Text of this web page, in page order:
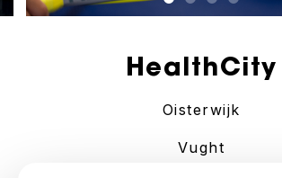
HealthCity
Oisterwijk
Vught